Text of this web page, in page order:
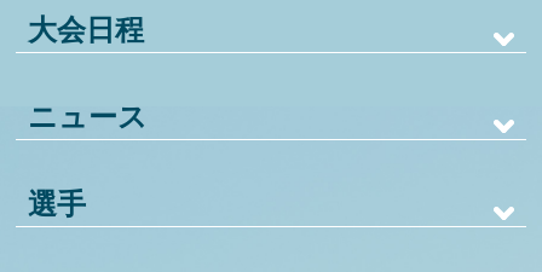
大会日程
ニュース
選手